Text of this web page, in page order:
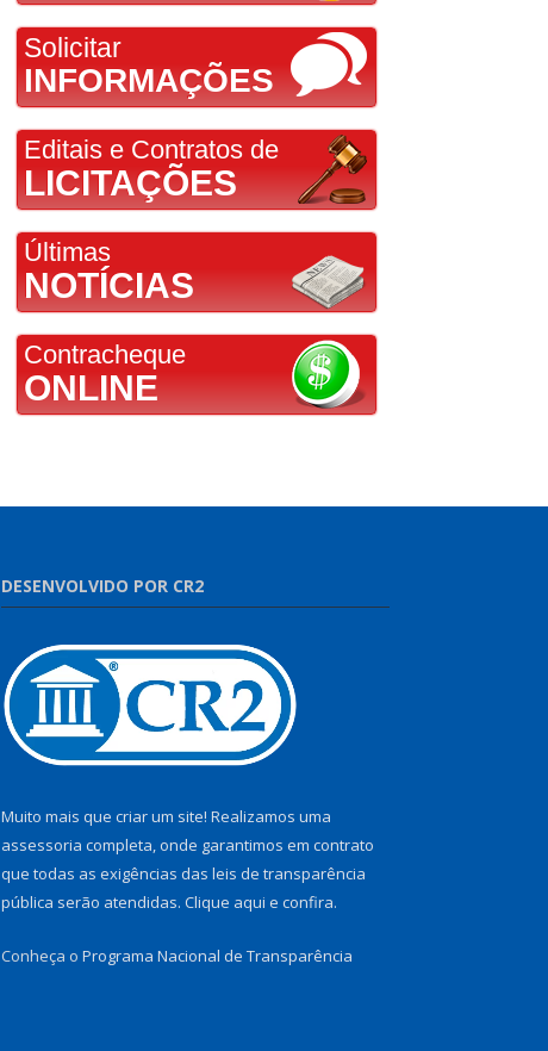
Solicitar
INFORMAÇÕES
Editais e Contratos de
LICITAÇÕES
Últimas
NOTÍCIAS
Contracheque
ONLINE
DESENVOLVIDO POR CR2
Muito mais que criar um site! Realizamos uma
assessoria completa, onde garantimos em contrato
que todas as exigências das leis de transparência
pública serão atendidas. Clique aqui e confira.
Conheça o Programa Nacional de Transparência